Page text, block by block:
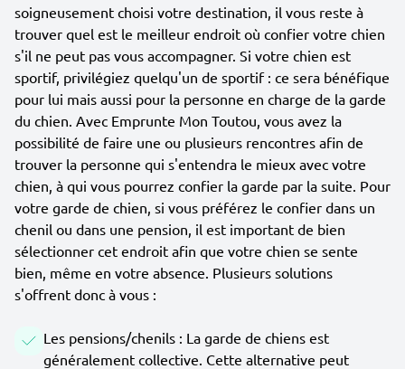
soigneusement choisi votre destination, il vous reste à
trouver quel est le meilleur endroit où confier votre chien
s'il ne peut pas vous accompagner. Si votre chien est
sportif, privilégiez quelqu'un de sportif : ce sera bénéfique
pour lui mais aussi pour la personne en charge de la garde
du chien. Avec Emprunte Mon Toutou, vous avez la
possibilité de faire une ou plusieurs rencontres afin de
trouver la personne qui s'entendra le mieux avec votre
chien, à qui vous pourrez confier la garde par la suite. Pour
votre garde de chien, si vous préférez le confier dans un
chenil ou dans une pension, il est important de bien
sélectionner cet endroit afin que votre chien se sente
bien, même en votre absence. Plusieurs solutions
s'offrent donc à vous :
Les pensions/chenils : La garde de chiens est
généralement collective. Cette alternative peut